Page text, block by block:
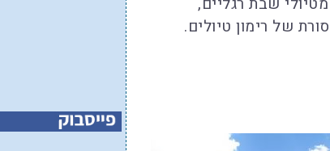
של רימון טיולים.